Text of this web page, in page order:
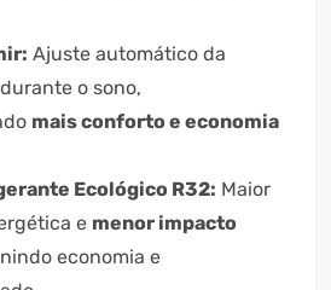
Ajuste automático da
o sono,
mais conforto e economia
Ecológico R32: Maior
e menor impacto
economia e